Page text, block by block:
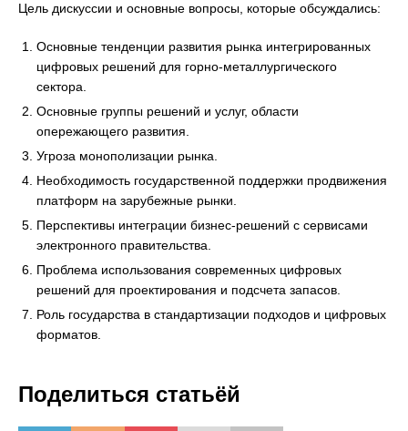
Цель дискуссии и основные вопросы, которые обсуждались:
Основные тенденции развития рынка интегрированных
цифровых решений для горно-металлургического
сектора.
Основные группы решений и услуг, области
опережающего развития.
Угроза монополизации рынка.
Необходимость государственной поддержки продвижения
платформ на зарубежные рынки.
Перспективы интеграции бизнес-решений с сервисами
электронного правительства.
Проблема использования современных цифровых
решений для проектирования и подсчета запасов.
Роль государства в стандартизации подходов и цифровых
форматов.
Поделиться статьёй